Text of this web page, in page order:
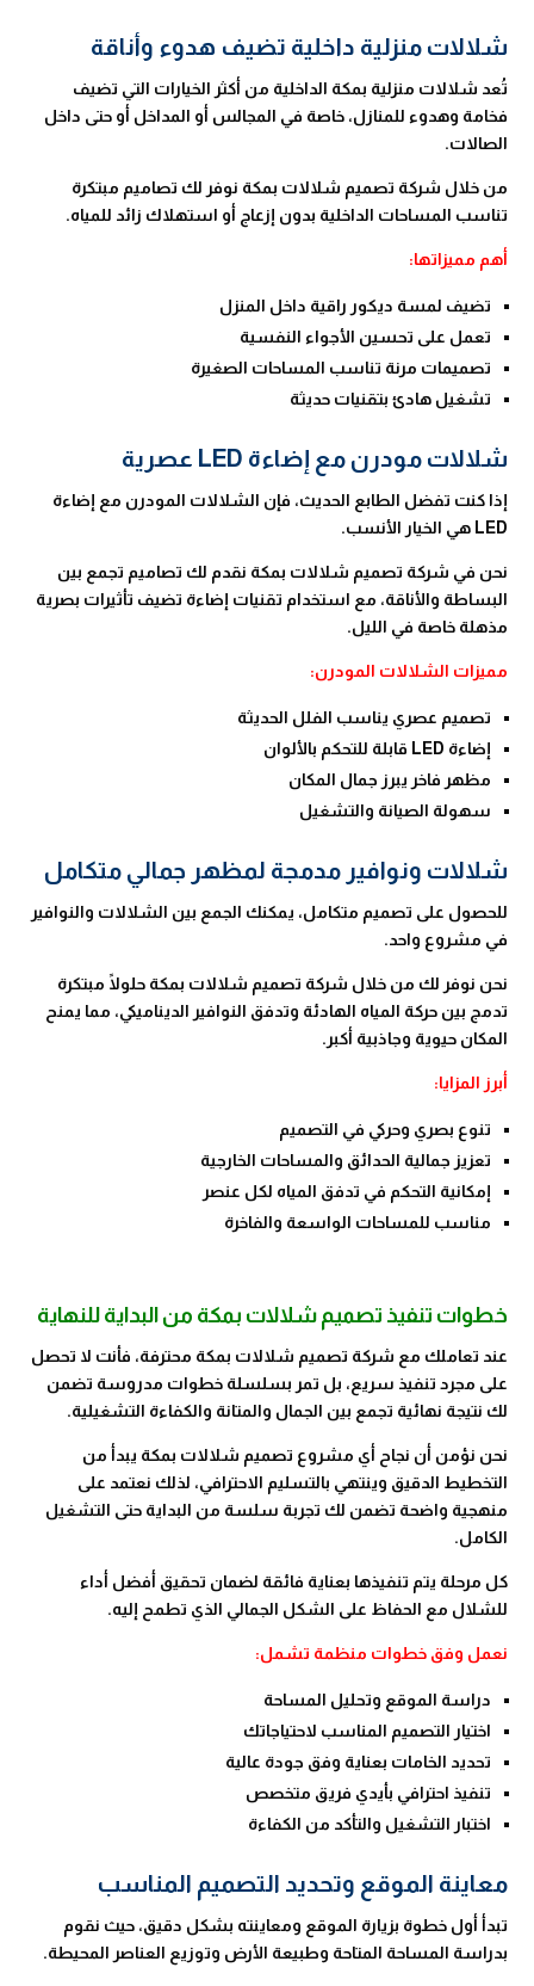
شلالات منزلية داخلية تضيف هدوء وأناقة
تُعد شلالات منزلية بمكة الداخلية من أكثر الخيارات التي تضيف
فخامة وهدوء للمنازل، خاصة في المجالس أو المداخل أو حتى داخل
الصالات.
من خلال شركة تصميم شلالات بمكة نوفر لك تصاميم مبتكرة
تناسب المساحات الداخلية بدون إزعاج أو استهلاك زائد للمياه.
أهم مميزاتها:
تضيف لمسة ديكور راقية داخل المنزل
تعمل على تحسين الأجواء النفسية
تصميمات مرنة تناسب المساحات الصغيرة
تشغيل هادئ بتقنيات حديثة
شلالات مودرن مع إضاءة LED عصرية
إذا كنت تفضل الطابع الحديث، فإن الشلالات المودرن مع إضاءة
LED هي الخيار الأنسب.
نحن في شركة تصميم شلالات بمكة نقدم لك تصاميم تجمع بين
البساطة والأناقة، مع استخدام تقنيات إضاءة تضيف تأثيرات بصرية
مذهلة خاصة في الليل.
مميزات الشلالات المودرن:
تصميم عصري يناسب الفلل الحديثة
إضاءة LED قابلة للتحكم بالألوان
مظهر فاخر يبرز جمال المكان
سهولة الصيانة والتشغيل
شلالات ونوافير مدمجة لمظهر جمالي متكامل
للحصول على تصميم متكامل، يمكنك الجمع بين الشلالات والنوافير
في مشروع واحد.
نحن نوفر لك من خلال شركة تصميم شلالات بمكة حلولًا مبتكرة
تدمج بين حركة المياه الهادئة وتدفق النوافير الديناميكي، مما يمنح
المكان حيوية وجاذبية أكبر.
أبرز المزايا:
تنوع بصري وحركي في التصميم
تعزيز جمالية الحدائق والمساحات الخارجية
إمكانية التحكم في تدفق المياه لكل عنصر
مناسب للمساحات الواسعة والفاخرة
خطوات تنفيذ تصميم شلالات بمكة من البداية للنهاية
عند تعاملك مع شركة تصميم شلالات بمكة محترفة، فأنت لا تحصل
على مجرد تنفيذ سريع، بل تمر بسلسلة خطوات مدروسة تضمن
لك نتيجة نهائية تجمع بين الجمال والمتانة والكفاءة التشغيلية.
نحن نؤمن أن نجاح أي مشروع تصميم شلالات بمكة يبدأ من
التخطيط الدقيق وينتهي بالتسليم الاحترافي، لذلك نعتمد على
منهجية واضحة تضمن لك تجربة سلسة من البداية حتى التشغيل
الكامل.
كل مرحلة يتم تنفيذها بعناية فائقة لضمان تحقيق أفضل أداء
للشلال مع الحفاظ على الشكل الجمالي الذي تطمح إليه.
نعمل وفق خطوات منظمة تشمل:
دراسة الموقع وتحليل المساحة
اختيار التصميم المناسب لاحتياجاتك
تحديد الخامات بعناية وفق جودة عالية
تنفيذ احترافي بأيدي فريق متخصص
اختبار التشغيل والتأكد من الكفاءة
معاينة الموقع وتحديد التصميم المناسب
تبدأ أول خطوة بزيارة الموقع ومعاينته بشكل دقيق، حيث نقوم
بدراسة المساحة المتاحة وطبيعة الأرض وتوزيع العناصر المحيطة.